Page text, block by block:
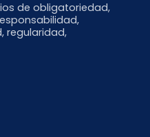
de obligatoriedad,
regularidad,